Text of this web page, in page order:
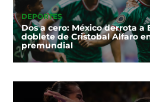
DEPORTES
Dos a cero: México derrota a
doblete de Cristobal Alfaro
premundial